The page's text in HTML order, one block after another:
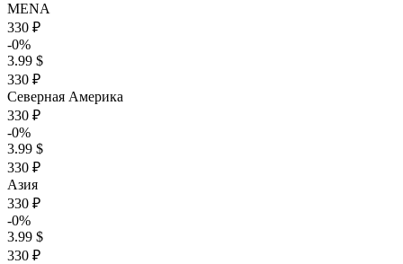
MENA
330 ₽
-0%
3.99 $
330 ₽
Северная Америка
330 ₽
-0%
3.99 $
330 ₽
Азия
330 ₽
-0%
3.99 $
330 ₽